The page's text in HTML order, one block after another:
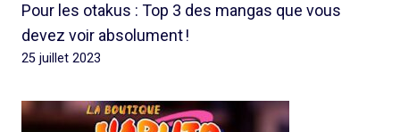
Pour les otakus : Top 3 des mangas que vous
devez voir absolument !
25 juillet 2023